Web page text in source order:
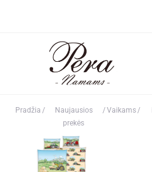
Pradžia /
Naujausios
prekės
/Vaikams/